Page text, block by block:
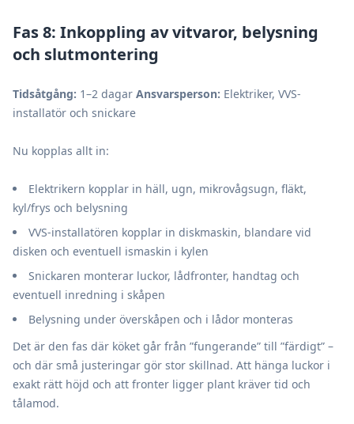
Fas 8: Inkoppling av vitvaror, belysning
och slutmontering
Tidsåtgång: 1–2 dagar Ansvarsperson: Elektriker, VVS-
installatör och snickare
Nu kopplas allt in:
Elektrikern kopplar in häll, ugn, mikrovågsugn, fläkt,
kyl/frys och belysning
VVS-installatören kopplar in diskmaskin, blandare vid
disken och eventuell ismaskin i kylen
Snickaren monterar luckor, lådfronter, handtag och
eventuell inredning i skåpen
Belysning under överskåpen och i lådor monteras
Det är den fas där köket går från ”fungerande” till ”färdigt” –
och där små justeringar gör stor skillnad. Att hänga luckor i
exakt rätt höjd och att fronter ligger plant kräver tid och
tålamod.